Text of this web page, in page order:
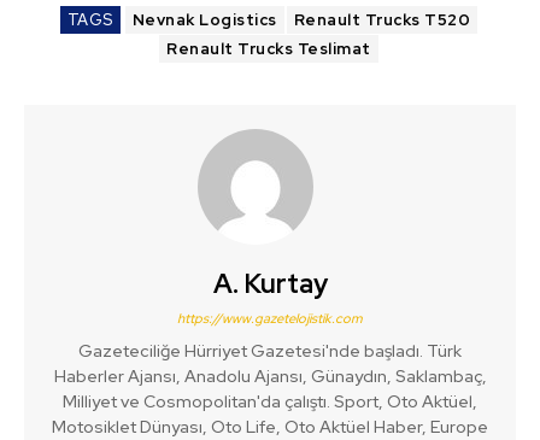
TAGS Nevnak Logistics
Renault Trucks T520
Renault Trucks Teslimat
A. Kurtay
https://www.gazetelojistik.com
Gazeteciliğe Hürriyet Gazetesi'nde başladı. Türk
Haberler Ajansı, Anadolu Ajansı, Günaydın, Saklambaç,
Milliyet ve Cosmopolitan'da çalıştı. Sport, Oto Aktüel,
Motosiklet Dünyası, Oto Life, Oto Aktüel Haber, Europe